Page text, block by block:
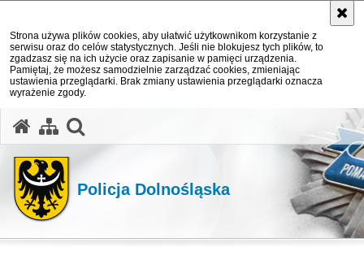
Strona używa plików cookies, aby ułatwić użytkownikom korzystanie z
serwisu oraz do celów statystycznych. Jeśli nie blokujesz tych plików, to
zgadzasz się na ich użycie oraz zapisanie w pamięci urządzenia.
Pamiętaj, że możesz samodzielnie zarządzać cookies, zmieniając
ustawienia przeglądarki. Brak zmiany ustawienia przeglądarki oznacza
wyrażenie zgody.
Policja Dolnośląska